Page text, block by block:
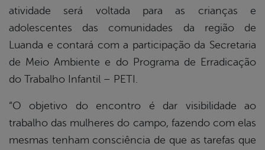
atividade será voltada para as crianças e
adolescentes das comunidades da região de
Luanda e contará com a participação da Secretaria
de Meio Ambiente e do Programa de Erradicação
do Trabalho Infantil – PETI.
“O objetivo do encontro é dar visibilidade ao
trabalho das mulheres do campo, fazendo com elas
mesmas tenham consciência de que as tarefas que